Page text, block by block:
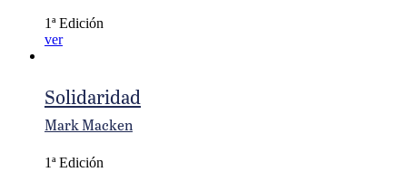
1ª Edición
ver
Solidaridad
Mark Macken
1ª Edición